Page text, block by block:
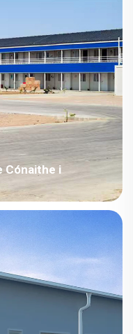
Cónaithe i
náisiúnta na
ar an scéim thar a
suntasacha i
agus sheol sé fórsa
a thabhairt leis